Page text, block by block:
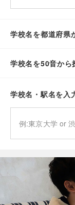
学校名を都道府県
学校名を50音から
学校名・駅名を入